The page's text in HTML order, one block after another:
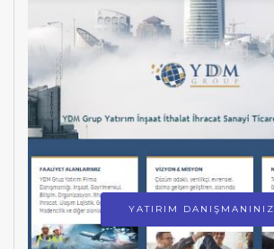
YATIRIM DANIŞMANINIZ